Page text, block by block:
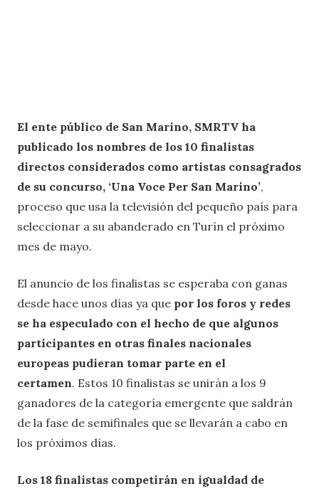
El ente público de San Marino, SMRTV ha
publicado los nombres de los 10 finalistas
directos considerados como artistas consagrados
de su concurso, ‘Una Voce Per San Marino’,
proceso que usa la televisión del pequeño país para
seleccionar a su abanderado en Turín el próximo
mes de mayo.
El anuncio de los finalistas se esperaba con ganas
desde hace unos días ya que por los foros y redes
se ha especulado con el hecho de que algunos
participantes en otras finales nacionales
europeas pudieran tomar parte en el
certamen. Estos 10 finalistas se unirán a los 9
ganadores de la categoría emergente que saldrán
de la fase de semifinales que se llevarán a cabo en
los próximos días.
Los 18 finalistas competirán en igualdad de